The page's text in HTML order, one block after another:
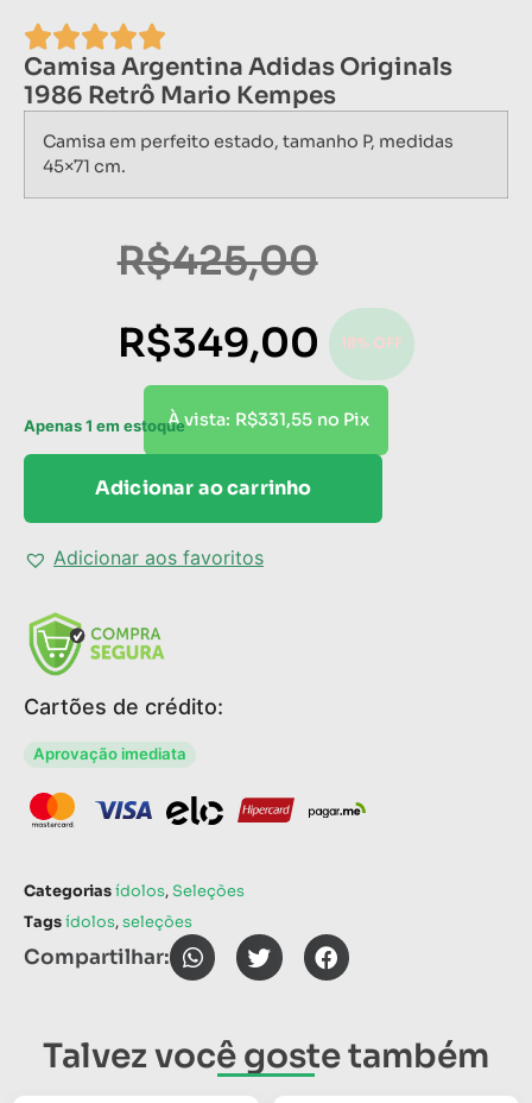
Camisa Argentina Adidas Originals
1986 Retrô Mario Kempes
Camisa em perfeito estado, tamanho P, medidas
45×71 cm.
R$425,00
R$349,00 18% OFF
À vista: R$331,55 no Pix
Apenas 1 em estoque
Adicionar ao carrinho
Adicionar aos favoritos
Cartões de crédito:
Aprovação imediata
Categoriasídolos,Seleções
Tagsídolos,seleções
Compartilhar:
Talvez você goste também